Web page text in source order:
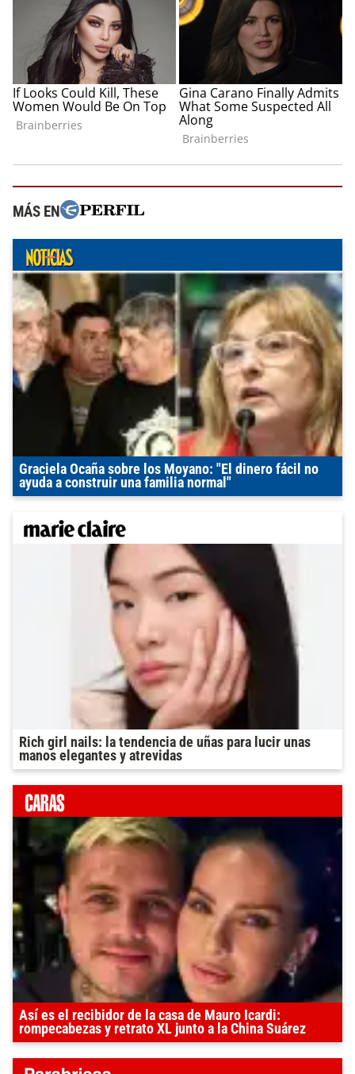
MÁS EN
Graciela Ocaña sobre los Moyano: "El dinero fácil no
ayuda a construir una familia normal"
Rich girl nails: la tendencia de uñas para lucir unas
manos elegantes y atrevidas
Así es el recibidor de la casa de Mauro Icardi:
rompecabezas y retrato XL junto a la China Suárez